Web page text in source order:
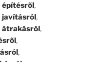
építésről,
javításról,
átrakásról,
,
,